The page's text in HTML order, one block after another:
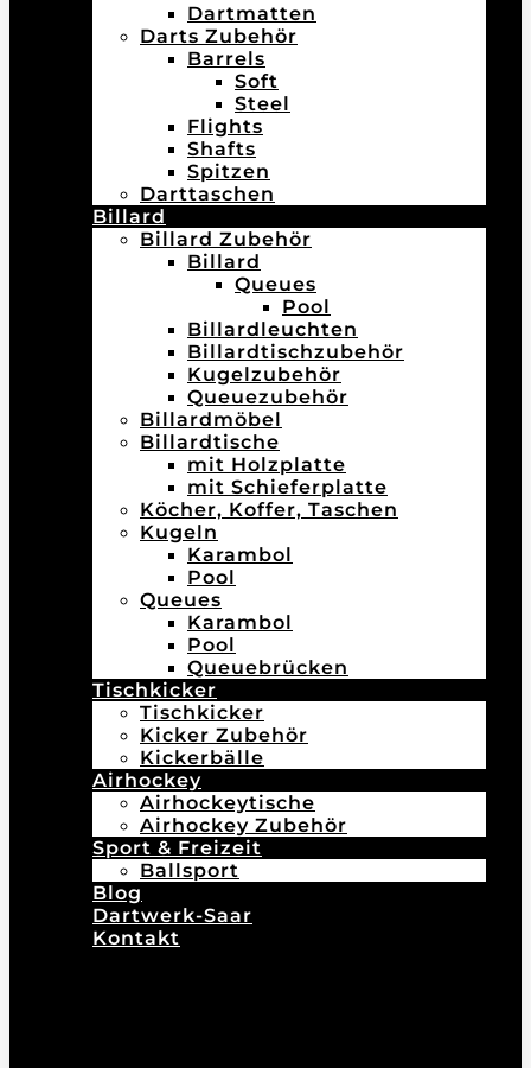
Dartmatten
Darts Zubehör
Barrels
Soft
Steel
Flights
Shafts
Spitzen
Darttaschen
Billard
Billard Zubehör
Billard
Queues
Pool
Billardleuchten
Billardtischzubehör
Kugelzubehör
Queuezubehör
Billardmöbel
Billardtische
mit Holzplatte
mit Schieferplatte
Köcher, Koffer, Taschen
Kugeln
Karambol
Pool
Queues
Karambol
Pool
Queuebrücken
Tischkicker
Tischkicker
Kicker Zubehör
Kickerbälle
Airhockey
Airhockeytische
Airhockey Zubehör
Sport & Freizeit
Ballsport
Blog
Dartwerk-Saar
Kontakt